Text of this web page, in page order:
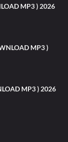
MP3 ) 2026
MP3 )
MP3 ) 2026